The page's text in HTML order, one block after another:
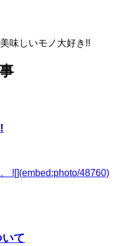
味しいモノ大好き!!
![](embed:photo/48760)
て